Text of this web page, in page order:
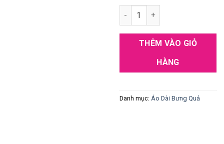
Áo dài bưng quả nam hồng 2
THÊM VÀO GIỎ
HÀNG
Danh mục: Áo Dài Bưng Quả